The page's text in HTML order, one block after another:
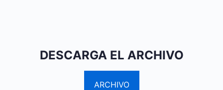
DESCARGA EL ARCHIVO
ARCHIVO